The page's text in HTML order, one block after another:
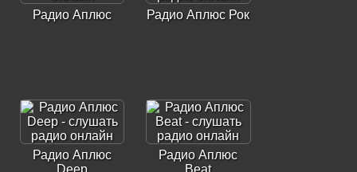
Радио Аплюс Радио Аплюс Рок
Радио Аплюс
Deep
Радио Аплюс
Beat